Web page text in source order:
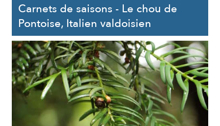
Carnets de saisons - Le chou de
Pontoise, Italien valdoisien